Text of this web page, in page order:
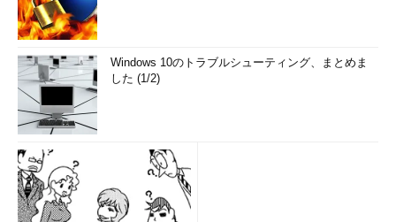
Windows 10のトラブルシューティング、まとめま
した (1/2)